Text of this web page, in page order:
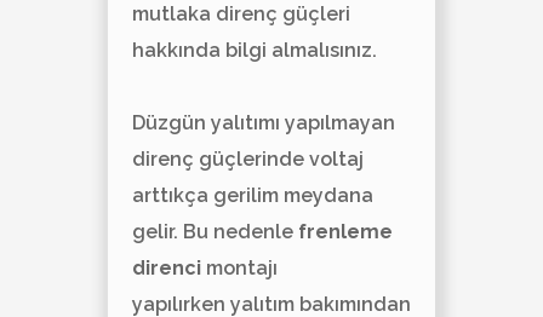
mutlaka direnç güçleri
hakkında bilgi almalısınız.
Düzgün yalıtımı yapılmayan
direnç güçlerinde voltaj
arttıkça gerilim meydana
gelir. Bu nedenle frenleme
direnci montajı
yapılırken yalıtım bakımından